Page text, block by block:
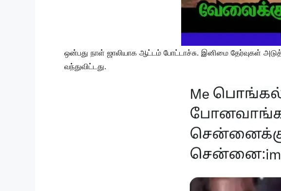
ஒன்பது நாள் ஜாலியாக ஆட்டம் போட்டாச்சு. இனிமை தேர்வுகள்
வந்துவிட்டது.